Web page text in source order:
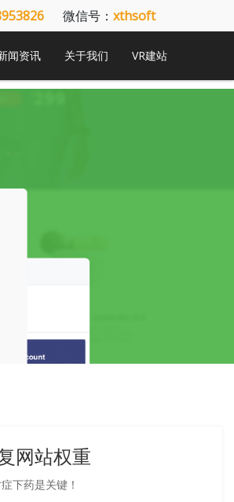
微信号： xthsoft
闻资讯 关于我们 VR建站
网站权重
下药是关键！